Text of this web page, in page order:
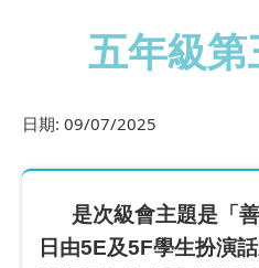
五年級
日期: 09/07/2025
是次級會主題是「善
日由5E及5F學生扮演